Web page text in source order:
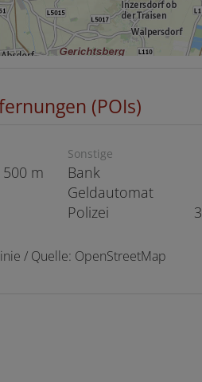
(POIs)
500 m
Sonstige
Bank
Geldautomat
Polizei
/ Quelle: OpenStreetMap